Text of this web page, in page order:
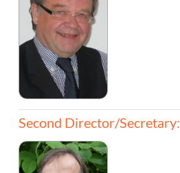
Second Director/Secretary: